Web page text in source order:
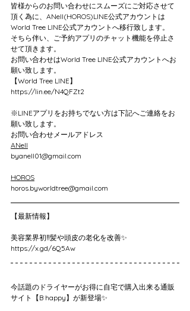
皆様からのお問い合わせにスムーズにご対応させて
頂く為に、ANell(HOROS)LINE公式アカウントは
World Tree LINE公式アカウントへ移行致します。
そちら伴い、ご予約アプリのチャット機能を停止さ
せて頂きます。
お問い合わせはWorld Tree LINE公式アカウントへお
願い致します。
【World Tree LINE】
https://lin.ee/N4QFZt2
※LINEアプリをお持ちでない方は下記へご連絡をお
願い致します。
お問い合わせメールアドレス
ANell
byanell01@gmail.com
HOROS
horos.byworldtree@gmail.com
【最新情報】
美容業界初‼️髪や頭皮の老化を改善✨
https://x.gd/6Q5Aw
今話題のドライヤーがお得に自宅で購入出来る通販
サイト【B happy】が新登場✨